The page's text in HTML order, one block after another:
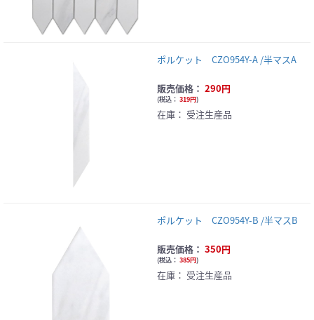
ポルケット CZO954Y-A /半マスA
販売価格： 290円
(税込： 319円)
在庫： 受注生産品
ポルケット CZO954Y-B /半マスB
販売価格： 350円
(税込： 385円)
在庫： 受注生産品